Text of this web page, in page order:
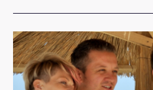
Q
BABADAG
SI
REGHIN